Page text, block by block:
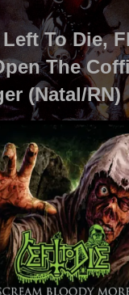
Left To Die,
The
(Natal/RN)